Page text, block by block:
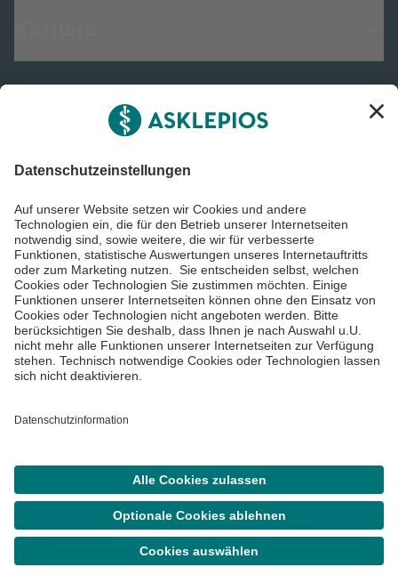
Menü
SucheTermin
Informiert bleiben
Impressum
Datenschutzinformationen
Barrierefreiheit
©Asklepios Kliniken GmbH & Co. KGaA 2026